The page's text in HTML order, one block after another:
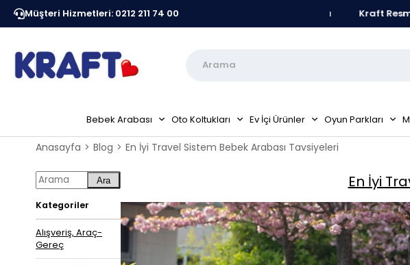
Müşteri Hizmetleri: 0212 211 74 00
Kraft Resmi Sitesidir Peşin Fiyatına 6 Taksit Fırsatı Kraft Resmi
Bebek Arabası Oto Koltukları Ev İçi Ürünler Oyun Parkları
Anasayfa Blog En İyi Travel Sistem Bebek Arabası Tavsiyeleri
En İyi
Ara
Kategoriler
Alışveriş, Araç-
Gereç